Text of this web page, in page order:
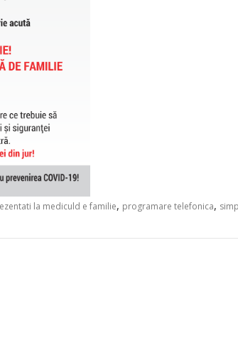
la mediculd e familie, programare telefonica,